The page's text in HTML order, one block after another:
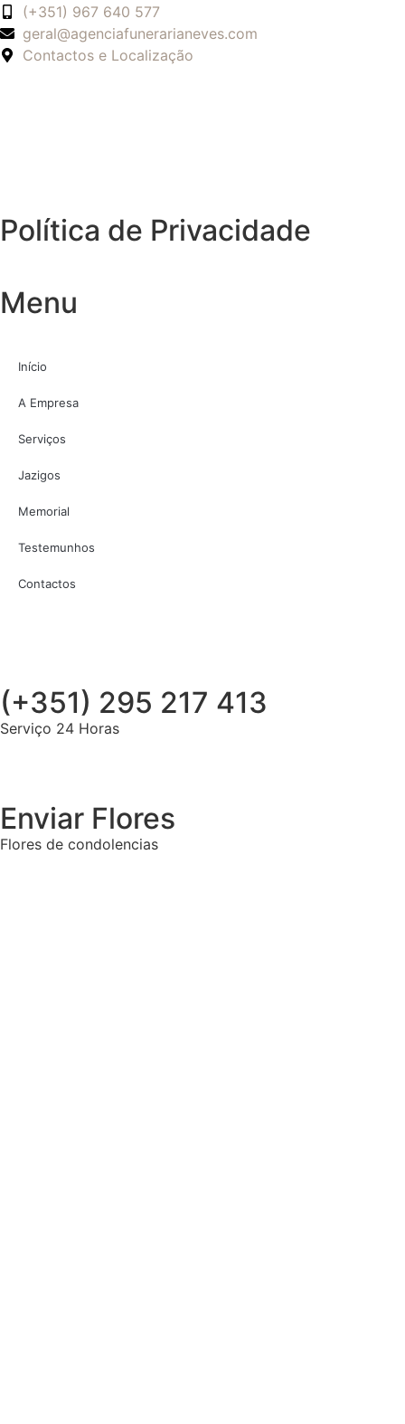
(+351) 967 640 577
geral@agenciafunerarianeves.com
Contactos e Localização
Política de Privacidade
Menu
Início
A Empresa
Serviços
Jazigos
Memorial
Testemunhos
Contactos
(+351) 295 217 413
Serviço 24 Horas
Enviar Flores
Flores de condolencias